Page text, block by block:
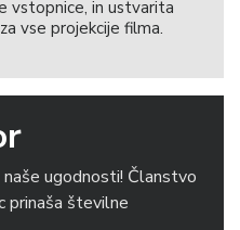
vstopnice, in ustvarita
vse projekcije filma.
ugodnosti! Članstvo
prinaša številne